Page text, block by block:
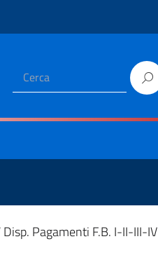
Disp. Pagamenti F.B. I-II-III-IV